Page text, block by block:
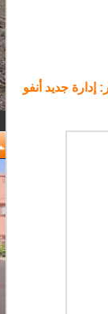
جديد أنفو